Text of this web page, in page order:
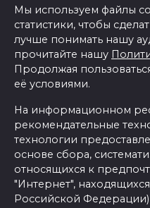
Мы используем файлы
статистики, чтобы
лучше понимать нашу
прочитайте нашу
Продолжая
её условиями.
На информационном
рекомендательные
технологии
основе сбора,
относящихся к
"Интернет",
Российской Федерации)